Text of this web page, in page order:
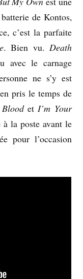
de Kontos,
c’est la parfaite
. Bien vu. Death
avec le carnage
ne s’y est
pris le temps de
etI’m Your
la poste avant le
pour l’occasion